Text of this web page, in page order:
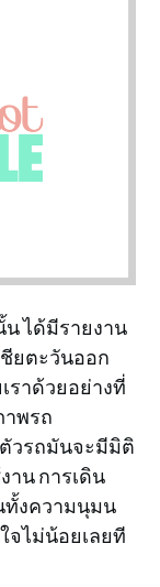
ได้มีรายงาน
ชียตะวันออก
ราด้วยอย่างที่
าพรถ
วรถมันจะมีมิติ
าน การเดิน
ทั้งความนุมน
จไม่น้อยเลยที